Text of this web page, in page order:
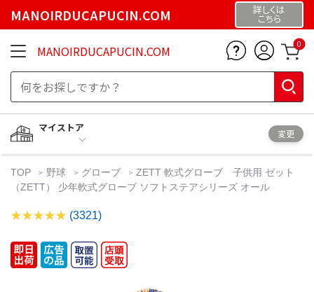
MANOIRDUCAPUCIN.COM 詳しくは
こちら
MANOIRDUCAPUCIN.COM 0
マイストア
変更
TOP 野球 グローブ
ZETT 軟式グローブ 子供用 ゼット
（ZETT） 少年軟式グローブ ソフトステアシリーズ オール
(3321)